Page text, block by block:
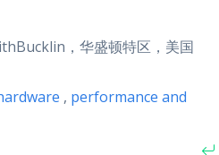
，华盛顿特区，美国
, performance and